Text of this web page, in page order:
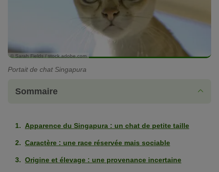
© Sarah Fields / stock.adobe.com
Portait de chat Singapura
Sommaire
Apparence du Singapura : un chat de petite taille
Caractère : une race réservée mais sociable
Origine et élevage : une provenance incertaine